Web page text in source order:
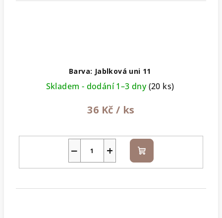
Barva: Jablková uni 11
Skladem - dodání 1–3 dny(20 ks)
36 Kč / ks
+
− Do
košíku